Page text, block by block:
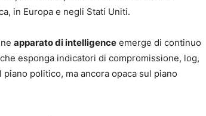
in Europa e negli Stati Uniti.
apparato di intelligence emerge di continuo
esponga indicatori di compromissione, log,
politico, ma ancora opaca sul piano